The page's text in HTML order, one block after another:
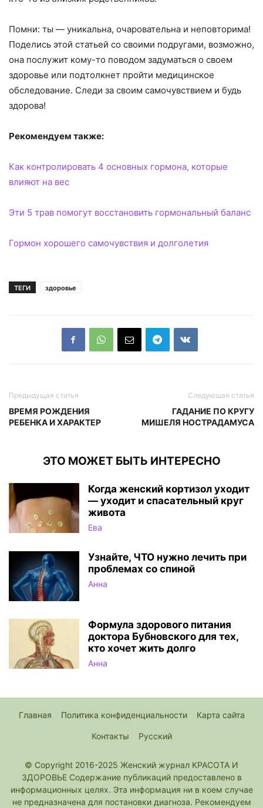
Помни: ты — уникальна, очаровательна и неповторима!
Поделись этой статьей со своими подругами, возможно,
она послужит кому-то поводом задуматься о своем
здоровье или подтолкнет пройти медицинское
обследование. Следи за своим самочувствием и будь
здорова!
Рекомендуем также:
Как контролировать 4 основных гормона, которые
влияют на вес
Эти 5 трав помогут восстановить гормональный баланс
Гормон хорошего самочувствия и долголетия
ТЕГИ здоровье
Предыдущая статья
ВРЕМЯ РОЖДЕНИЯ
РЕБЕНКА И ХАРАКТЕР
Следующая статья
ГАДАНИЕ ПО КРУГУ
МИШЕЛЯ НОСТРАДАМУСА
ЭТО МОЖЕТ БЫТЬ ИНТЕРЕСНО
Когда женский кортизол уходит
— уходит и спасательный круг
живота
Ева
Узнайте, ЧТО нужно лечить при
проблемах со спиной
Анна
Формула здорового питания
доктора Бубновского для тех,
кто хочет жить долго
Анна
Главная Политика конфиденциальности Карта сайта
Контакты Русский
© Copyright 2016-2025 Женский журнал КРАСОТА И
ЗДОРОВЬЕ Содержание публикаций предоставлено в
информационных целях. Эта информация ни в коем случае
не предназначена для постановки диагноза. Рекомендуем